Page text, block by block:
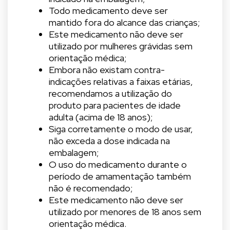
Todo medicamento deve ser
mantido fora do alcance das crianças;
Este medicamento não deve ser
utilizado por mulheres grávidas sem
orientação médica;
Embora não existam contra-
indicações relativas a faixas etárias,
recomendamos a utilização do
produto para pacientes de idade
adulta (acima de 18 anos);
Siga corretamente o modo de usar,
não exceda a dose indicada na
embalagem;
O uso do medicamento durante o
período de amamentação também
não é recomendado;
Este medicamento não deve ser
utilizado por menores de 18 anos sem
orientação médica.